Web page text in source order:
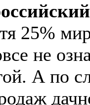
25%
не
А по